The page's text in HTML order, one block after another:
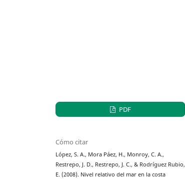
PDF
Cómo citar
López, S. A., Mora Páez, H., Monroy, C. A.,
Restrepo, J. D., Restrepo, J. C., & Rodríguez Rubio,
E. (2008). Nivel relativo del mar en la costa